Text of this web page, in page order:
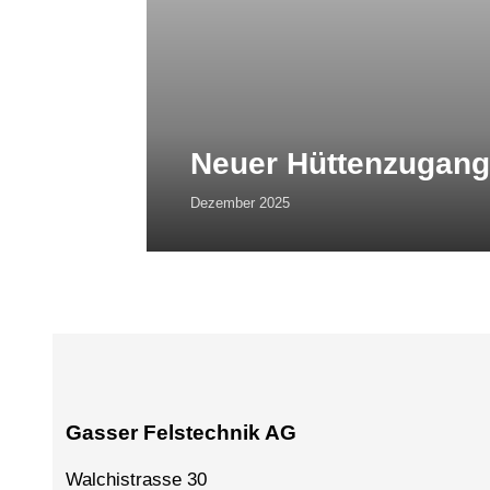
Neuer Hüttenzugang
Dezember 2025
Gasser Felstechnik AG
Walchistrasse 30